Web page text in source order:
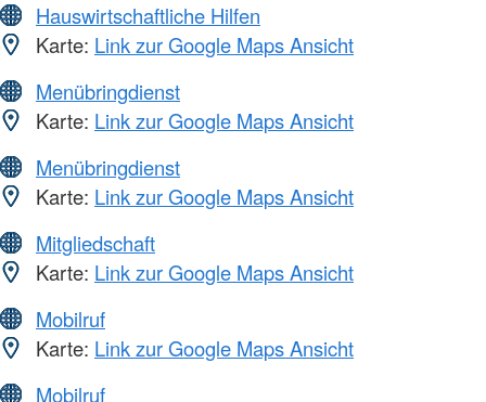
Hauswirtschaftliche Hilfen
Karte: Link zur Google Maps Ansicht
Menübringdienst
Karte: Link zur Google Maps Ansicht
Menübringdienst
Karte: Link zur Google Maps Ansicht
Mitgliedschaft
Karte: Link zur Google Maps Ansicht
Mobilruf
Karte: Link zur Google Maps Ansicht
Mobilruf